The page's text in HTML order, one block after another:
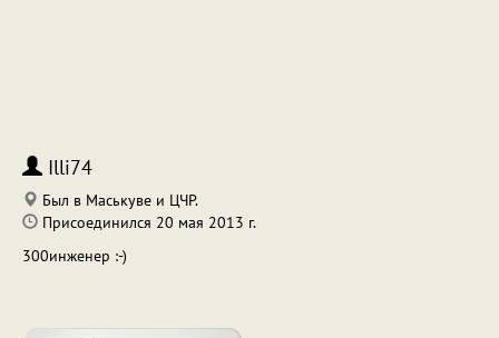
Illi74
Был в Маськуве и ЦЧР.
Присоединился 20 мая 2013 г.
300инженер :-)